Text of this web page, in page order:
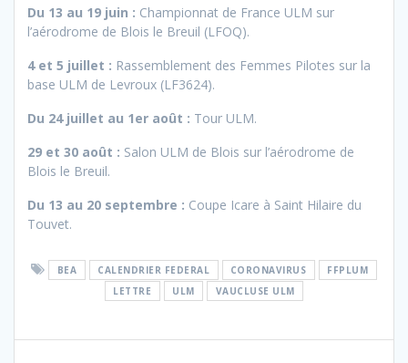
Du 13 au 19 juin : Championnat de France ULM sur
l’aérodrome de Blois le Breuil (LFOQ).
4 et 5 juillet : Rassemblement des Femmes Pilotes sur la
base ULM de Levroux (LF3624).
Du 24 juillet au 1er août : Tour ULM.
29 et 30 août : Salon ULM de Blois sur l’aérodrome de
Blois le Breuil.
Du 13 au 20 septembre : Coupe Icare à Saint Hilaire du
Touvet.
BEA CALENDRIER FEDERAL CORONAVIRUS
FFPLUM
LETTRE
ULM VAUCLUSE ULM